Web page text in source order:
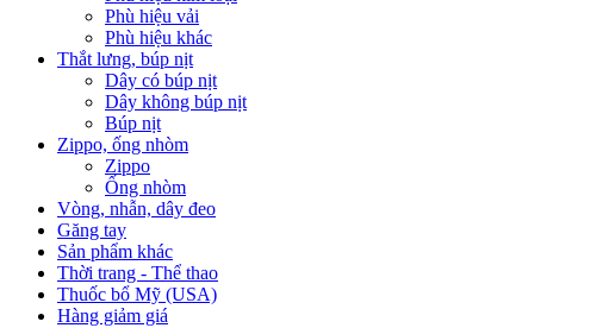
Phù hiệu vải
Phù hiệu khác
Thắt lưng, búp nịt
Dây có búp nịt
Dây không búp nịt
Búp nịt
Zippo, ống nhòm
Zippo
Ống nhòm
Vòng, nhẫn, dây đeo
Găng tay
Sản phẩm khác
Thời trang - Thể thao
Thuốc bổ Mỹ (USA)
Hàng giảm giá